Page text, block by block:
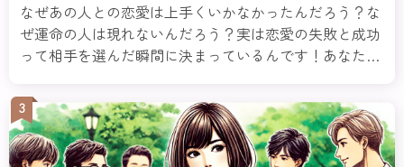
なぜあの人との恋愛は上手くいかなかったんだろう？な
ぜ運命の人は現れないんだろう？実は恋愛の失敗と成功
って相手を選んだ瞬間に決まっているんです！あなたは
いますか？恋愛で失敗しないためにはその相性が何より
も大事！この診断ではあなたの性格に合った相性タイプ
がわかります。今すぐチェックしてみましょう。
3